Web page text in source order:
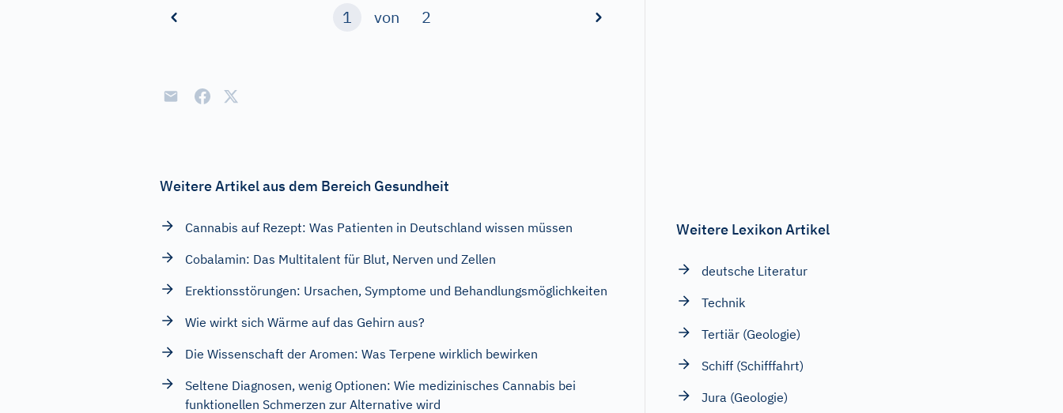
1 von 2
Weitere Artikel aus dem Bereich Gesundheit
Cannabis auf Rezept: Was Patienten in Deutschland wissen müssen
Cobalamin: Das Multitalent für Blut, Nerven und Zellen
Erektionsstörungen: Ursachen, Symptome und Behandlungsmöglichkeiten
Wie wirkt sich Wärme auf das Gehirn aus?
Die Wissenschaft der Aromen: Was Terpene wirklich bewirken
Seltene Diagnosen, wenig Optionen: Wie medizinisches Cannabis bei
funktionellen Schmerzen zur Alternative wird
Weitere Lexikon Artikel
deutsche Literatur
Technik
Tertiär (Geologie)
Schiff (Schifffahrt)
Jura (Geologie)